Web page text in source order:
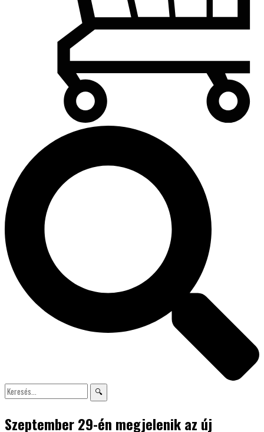
🔍
Szeptember 29-én megjelenik az új